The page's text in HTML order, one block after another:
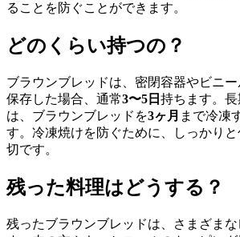
ることを防ぐことができます。
どのくらい持つの？
ブラウンブレッドは、密閉容器やビニ
保存した場合、通常3〜5日 持ちます。
は、ブラウンブレッドを3ヶ月 まで冷凍
す。冷凍焼けを防ぐために、しっかり
切です。
残った料理はどうする？
残ったブラウンブレッドは、さまざま